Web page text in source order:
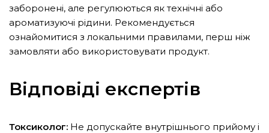
заборонені, але регулюються як технічні або
ароматизуючі рідини. Рекомендується
ознайомитися з локальними правилами, перш ніж
замовляти або використовувати продукт.
Відповіді експертів
Токсиколог: Не допускайте внутрішнього прийому і